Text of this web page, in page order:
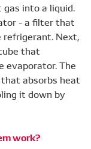
into a liquid.
- a filter that
refrigerant. Next,
that
The
absorbs heat
it down by
work?